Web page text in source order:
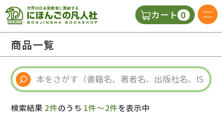
カート 0
視聴覚・補助教材
商品一覧
検索結果 2件のうち 1件～2件を表示中